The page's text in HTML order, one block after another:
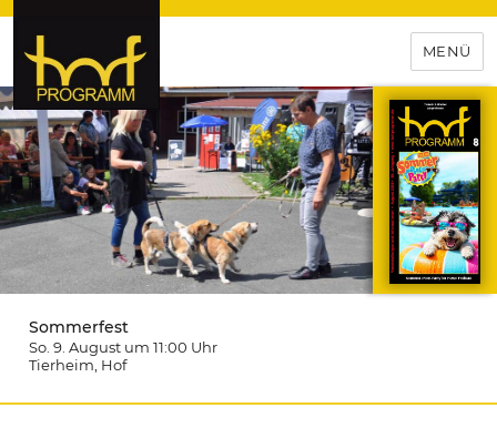
hof-programm – das
Veranstaltungsportal für
Hochfranken
MENÜ
Sommerfest
So. 9. August um 11:00 Uhr
Tierheim , Hof